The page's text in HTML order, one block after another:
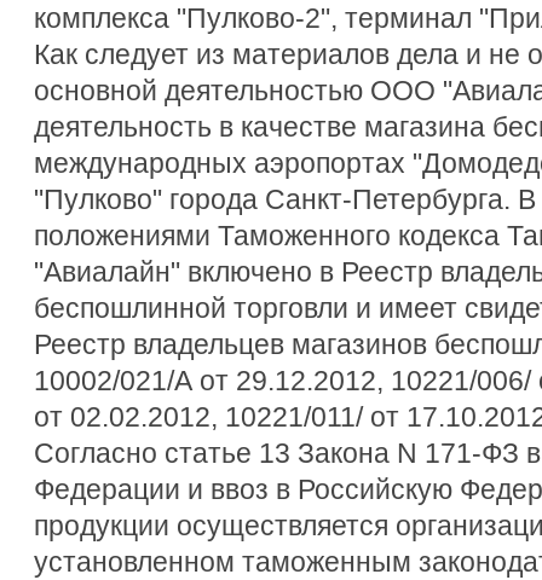
комплекса "Пулково-2", терминал
Как следует из материалов дела и не
основной деятельностью ООО
деятельность в качестве магазина
международных аэропортах
"Пулково" города Санкт-Петербурга. В
положениями Таможенного кодекса
"Авиалайн" включено в Реестр
беспошлинной торговли и имеет
Реестр владельцев магазинов
10002/021/А от 29.12.2012, 10221/
от 02.02.2012, 10221/011/ от
Согласно статье 13 Закона N 171-ФЗ
Федерации и ввоз в Российскую
продукции осуществляется
установленном таможенным